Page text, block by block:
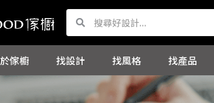
Search
Search
傢櫥 找設計 找風格 找產品